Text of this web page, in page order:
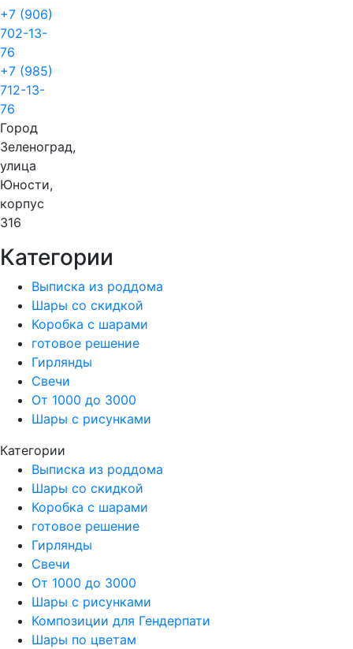
+7 (906)
702-13-
76
+7 (985)
712-13-
76
Город
Зеленоград,
улица
Юности,
корпус
316
Категории
Выписка из роддома
Шары со скидкой
Коробка с шарами
готовое решение
Гирлянды
Свечи
От 1000 до 3000
Шары с рисунками
Категории
Выписка из роддома
Шары со скидкой
Коробка с шарами
готовое решение
Гирлянды
Свечи
От 1000 до 3000
Шары с рисунками
Композиции для Гендерпати
Шары по цветам